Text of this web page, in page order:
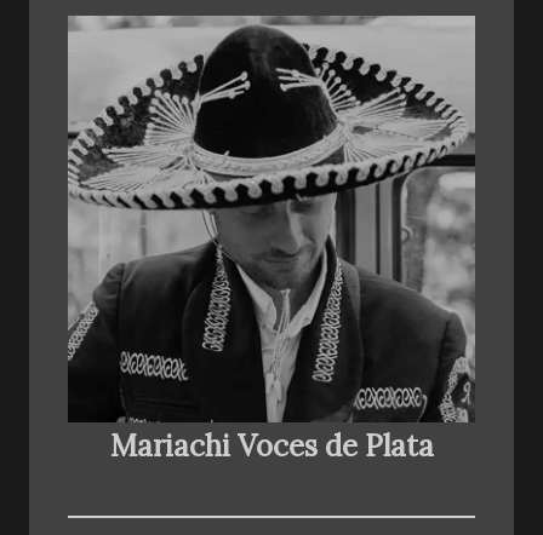
Mariachi Voces de Plata